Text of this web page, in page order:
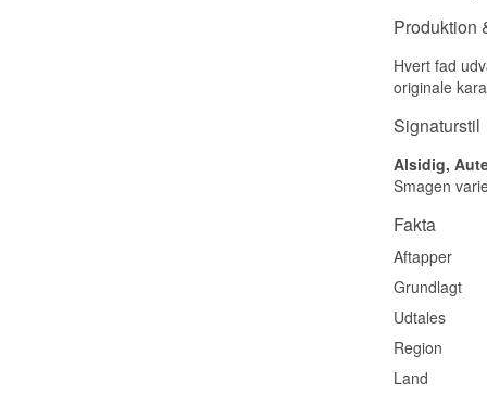
Produktion
Hvert fad
originale
Signaturstil
Alsidig,
Smagen
Fakta
Aftapper
Grundlagt
Udtales
Region
Land